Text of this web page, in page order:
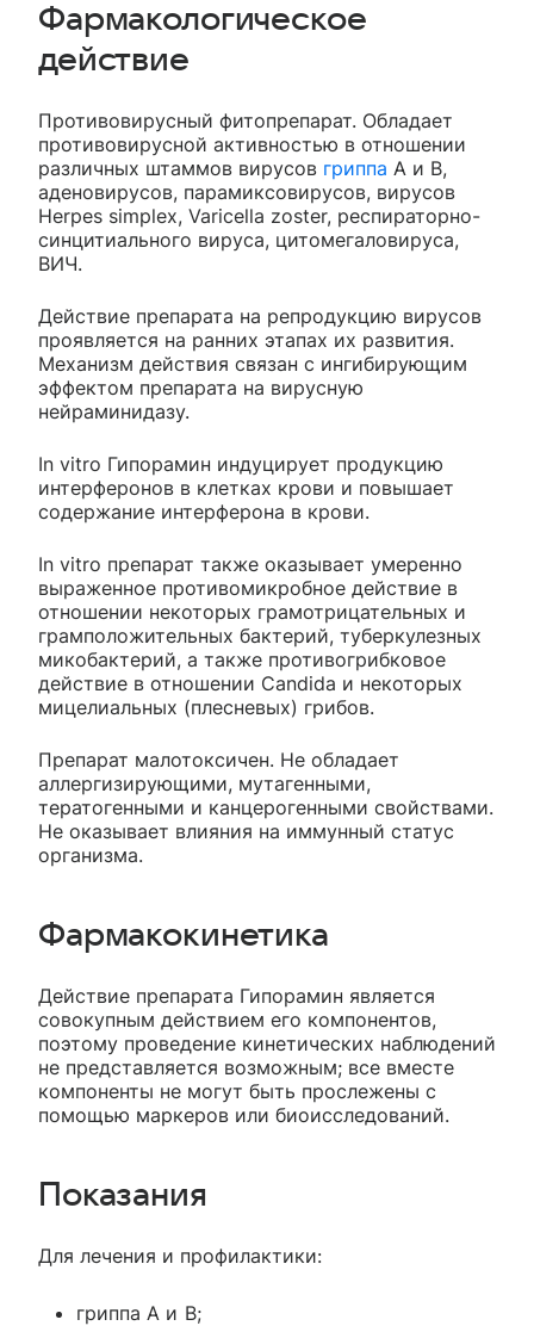
Фармакологическое
действие
Противовирусный фитопрепарат. Обладает
противовирусной активностью в отношении
различных штаммов вирусов гриппа А и В,
аденовирусов, парамиксовирусов, вирусов
Herpes simplex, Varicella zoster, респираторно-
синцитиального вируса, цитомегаловируса,
ВИЧ.
Действие препарата на репродукцию вирусов
проявляется на ранних этапах их развития.
Механизм действия связан с ингибирующим
эффектом препарата на вирусную
нейраминидазу.
In vitro Гипорамин индуцирует продукцию
интерферонов в клетках крови и повышает
содержание интерферона в крови.
In vitro препарат также оказывает умеренно
выраженное противомикробное действие в
отношении некоторых грамотрицательных и
грамположительных бактерий, туберкулезных
микобактерий, а также противогрибковое
действие в отношении Candida и некоторых
мицелиальных (плесневых) грибов.
Препарат малотоксичен. Не обладает
аллергизирующими, мутагенными,
тератогенными и канцерогенными свойствами.
Не оказывает влияния на иммунный статус
организма.
Фармакокинетика
Действие препарата Гипорамин является
совокупным действием его компонентов,
поэтому проведение кинетических наблюдений
не представляется возможным; все вместе
компоненты не могут быть прослежены с
помощью маркеров или биоисследований.
Показания
Для лечения и профилактики:
гриппа А и В;